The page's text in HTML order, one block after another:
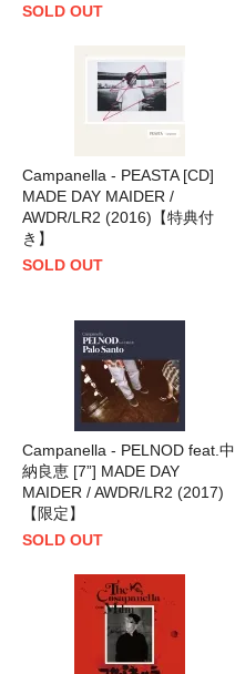
SOLD OUT
Campanella - PEASTA [CD]
MADE DAY MAIDER /
AWDR/LR2 (2016)【特典付
き】
SOLD OUT
Campanella - PELNOD feat.中
納良恵 [7”] MADE DAY
MAIDER / AWDR/LR2 (2017)
【限定】
SOLD OUT